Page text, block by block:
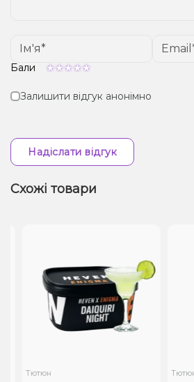
Бали
Залишити відгук анонімно
Надіслати відгук
Схожі товари
Тютюн
Тютюн